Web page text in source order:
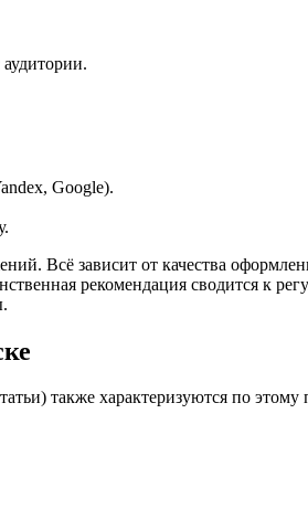
Google).
Всё зависит от качества
рекомендация сводится к
также характеризуются по этому